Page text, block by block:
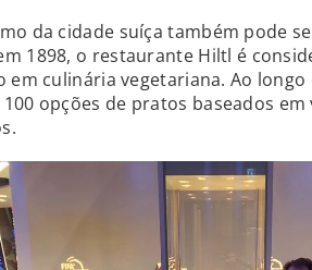
da cidade suíça também pode
1898, o restaurante Hiltl é
em culinária vegetariana. Ao
opções de pratos baseados